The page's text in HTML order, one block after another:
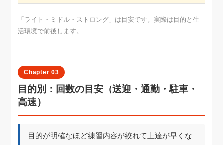
「ライト・ミドル・ストロング」は目安です。実際は目的と生
活環境で前後します。
Chapter 03
目的別：回数の目安（送迎・通勤・駐車・
高速）
目的が明確なほど練習内容が絞れて上達が早くな